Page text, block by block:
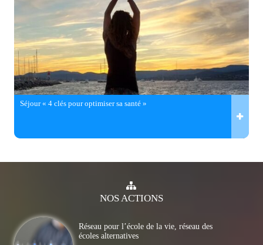
Séjour « 4 clés pour optimiser sa santé »
NOSACTIONS
Réseau pour l’école de la vie, réseau des
écoles alternatives